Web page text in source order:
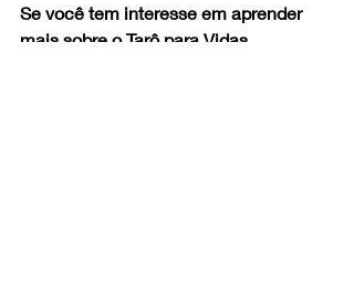
Se você tem interesse em aprender
mais sobre o Tarô para Vidas